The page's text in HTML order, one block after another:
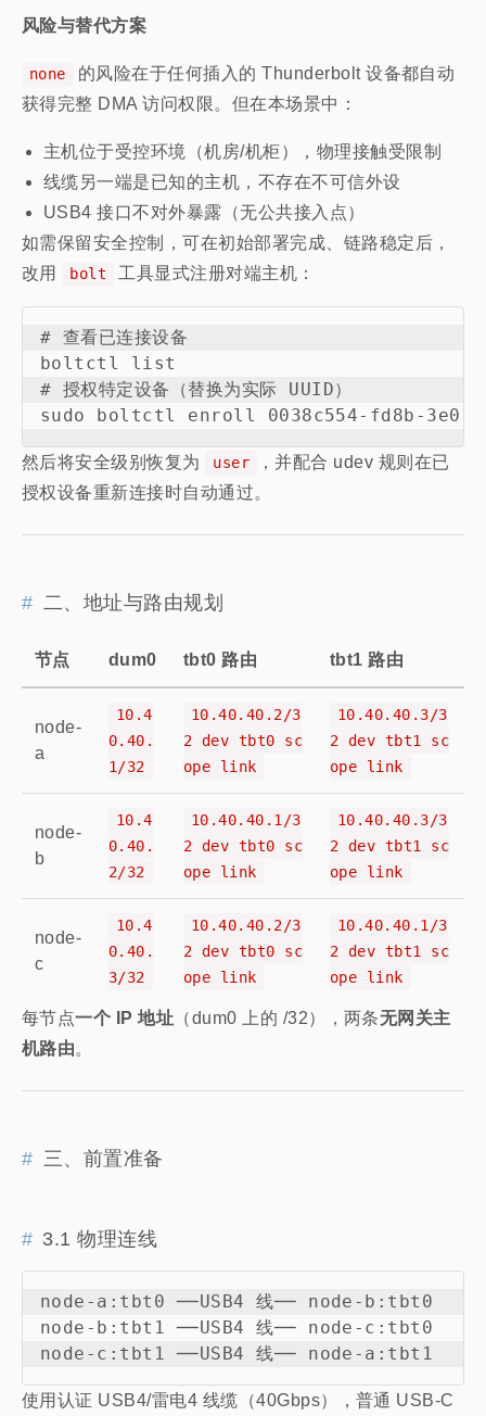
风险与替代方案
none
的风险在于任何插入的 Thunderbolt 设备都自动
获得完整 DMA 访问权限。但在本场景中：
主机位于受控环境（机房/机柜），物理接触受限制
线缆另一端是已知的主机，不存在不可信外设
USB4 接口不对外暴露（无公共接入点）
如需保留安全控制，可在初始部署完成、链路稳定后，
改用
bolt 工具显式注册对端主机：
# 查看已连接设备
boltctl list
# 授权特定设备（替换为实际 UUID）
然后将安全级别恢复为 user
，并配合 udev 规则在已
授权设备重新连接时自动通过。
二、地址与路由规划
节点 dum0 tbt0 路由 tbt1 路由
node-
a
10.4
0.40.
1/32
10.40.40.2/3
2 dev tbt0 sc
ope link
10.40.40.3/3
2 dev tbt1 sc
ope link
node-
b
10.4
0.40.
2/32
10.40.40.1/3
2 dev tbt0 sc
ope link
10.40.40.3/3
2 dev tbt1 sc
ope link
node-
c
10.4
0.40.
3/32
10.40.40.2/3
2 dev tbt0 sc
ope link
10.40.40.1/3
2 dev tbt1 sc
ope link
每节点一个 IP 地址 （dum0 上的 /32），两条无网关主
机路由。
三、前置准备
3.1 物理连线
node-a:tbt0 ──USB4 线── node-b:tbt0
node-b:tbt1 ──USB4 线── node-c:tbt0
使用认证 USB4/雷电4 线缆（40Gbps），普通 USB-C